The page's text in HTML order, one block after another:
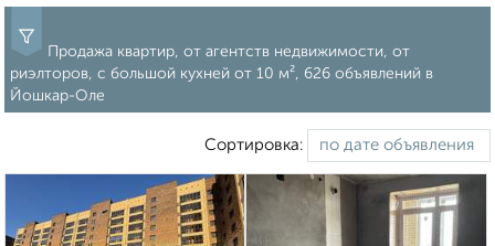
Продажа квартир, от агентств недвижимости, от
риэлторов, c большой кухней от 10 м², 626 объявлений в
Йошкар-Оле
Сортировка: